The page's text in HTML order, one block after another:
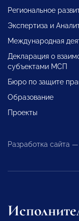
Региональное
Экспертиза и
Международная
Декларация о
субъектами МСП
Бюро по защите
Образование
Проекты
Разработка сайта —